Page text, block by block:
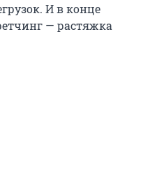
И в конце
— растяжка